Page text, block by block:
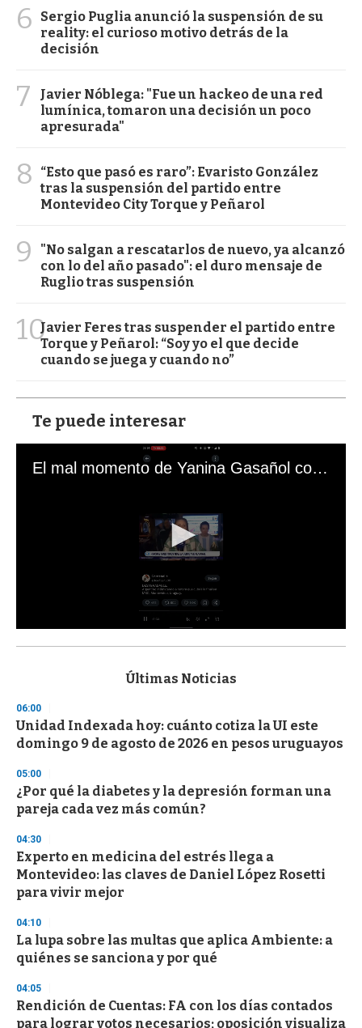
6
Sergio Puglia anunció la suspensión de su
reality: el curioso motivo detrás de la
decisión
7
Javier Nóblega: "Fue un hackeo de una red
lumínica, tomaron una decisión un poco
apresurada"
8
“Esto que pasó es raro”: Evaristo González
tras la suspensión del partido entre
Montevideo City Torque y Peñarol
9
"No salgan a rescatarlos de nuevo, ya alcanzó
con lo del año pasado": el duro mensaje de
Ruglio tras suspensión
10Javier Feres tras suspender el partido entre
Torque y Peñarol: “Soy yo el que decide
cuando se juega y cuando no”
Te puede interesar
El mal momento de Yanina Gasañol con un hincha argentino en "Subrayado"
s
d
s
o
f
3
s
e
c
n
d
s
Últimas Noticias
06:00
Unidad Indexada hoy: cuánto cotiza la UI este
domingo 9 de agosto de 2026 en pesos uruguayos
05:00
¿Por qué la diabetes y la depresión forman una
pareja cada vez más común?
04:30
Experto en medicina del estrés llega a
Montevideo: las claves de Daniel López Rosetti
para vivir mejor
04:10
La lupa sobre las multas que aplica Ambiente: a
quiénes se sanciona y por qué
04:05
Rendición de Cuentas: FA con los días contados
para lograr votos necesarios; oposición visualiza